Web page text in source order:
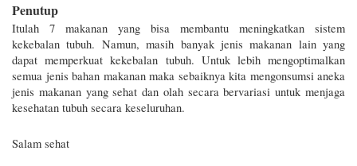
Penutup
Itulah 7 makanan yang bisa membantu meningkatkan sistem
kekebalan tubuh. Namun, masih banyak jenis makanan lain yang
dapat memperkuat kekebalan tubuh. Untuk lebih mengoptimalkan
semua jenis bahan makanan maka sebaiknya kita mengonsumsi aneka
jenis makanan yang sehat dan olah secara bervariasi untuk menjaga
kesehatan tubuh secara keseluruhan.
Salam sehat